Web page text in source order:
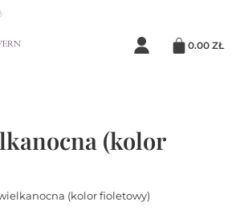
0.00 ZŁ
(kolor
(kolor fioletowy)